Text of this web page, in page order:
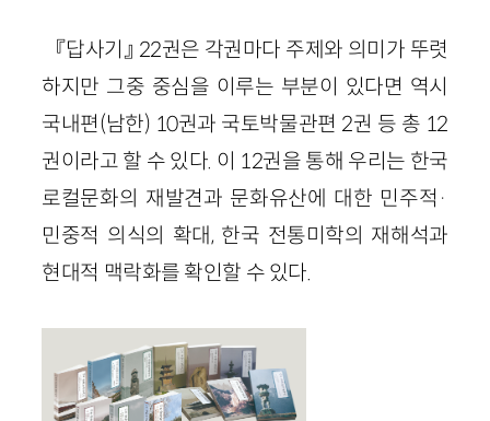
『답사기』 22권은 각권마다 주제와 의미가 뚜렷
하지만 그중 중심을 이루는 부분이 있다면 역시
국내편(남한) 10권과 국토박물관편 2권 등 총 12
권이라고 할 수 있다. 이 12권을 통해 우리는 한국
로컬문화의 재발견과 문화유산에 대한 민주적·
민중적 의식의 확대, 한국 전통미학의 재해석과
현대적 맥락화를 확인할 수 있다.